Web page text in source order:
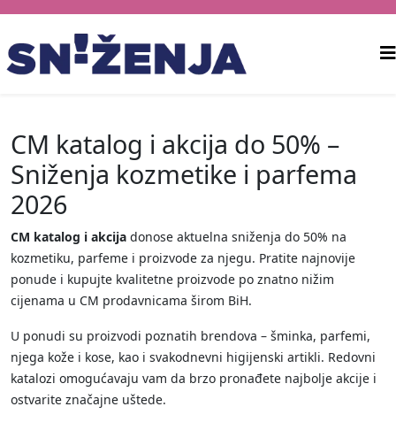
CM katalog i akcija do 50% –
Sniženja kozmetike i parfema
2026
CM katalog i akcija donose aktuelna sniženja do 50% na
kozmetiku, parfeme i proizvode za njegu. Pratite najnovije
ponude i kupujte kvalitetne proizvode po znatno nižim
cijenama u CM prodavnicama širom BiH.
U ponudi su proizvodi poznatih brendova – šminka, parfemi,
njega kože i kose, kao i svakodnevni higijenski artikli. Redovni
katalozi omogućavaju vam da brzo pronađete najbolje akcije i
ostvarite značajne uštede.